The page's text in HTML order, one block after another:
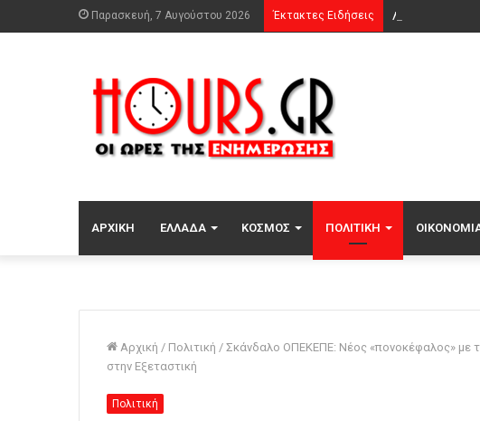
Παρασκευή, 7 Αυγούστου 2026 Έκτακτες Ειδήσεις Λίσι μετά την
ΑΡΧΙΚΉ ΕΛΛΆΔΑ ΚΌΣΜΟΣ ΠΟΛΙΤΙΚΉ
Αρχική / Πολιτική / Σκάνδαλο ΟΠΕΚΕΠΕ: Νέος «πονοκέφαλος» με
στην Εξεταστική
Πολιτική